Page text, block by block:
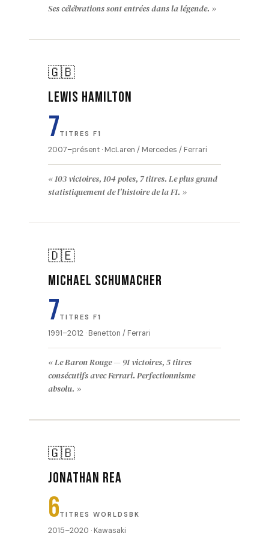
Ses célébrations sont entrées dans la légende. »
🇬🇧
Lewis Hamilton
7TITRES F1
2007–présent · McLaren / Mercedes / Ferrari
« 103 victoires, 104 poles, 7 titres. Le plus grand
statistiquement de l'histoire de la F1. »
🇩🇪
Michael Schumacher
7TITRES F1
1991–2012 · Benetton / Ferrari
« Le Baron Rouge — 91 victoires, 5 titres
consécutifs avec Ferrari. Perfectionnisme
absolu. »
🇬🇧
Jonathan Rea
6TITRES WORLDSBK
2015–2020 · Kawasaki